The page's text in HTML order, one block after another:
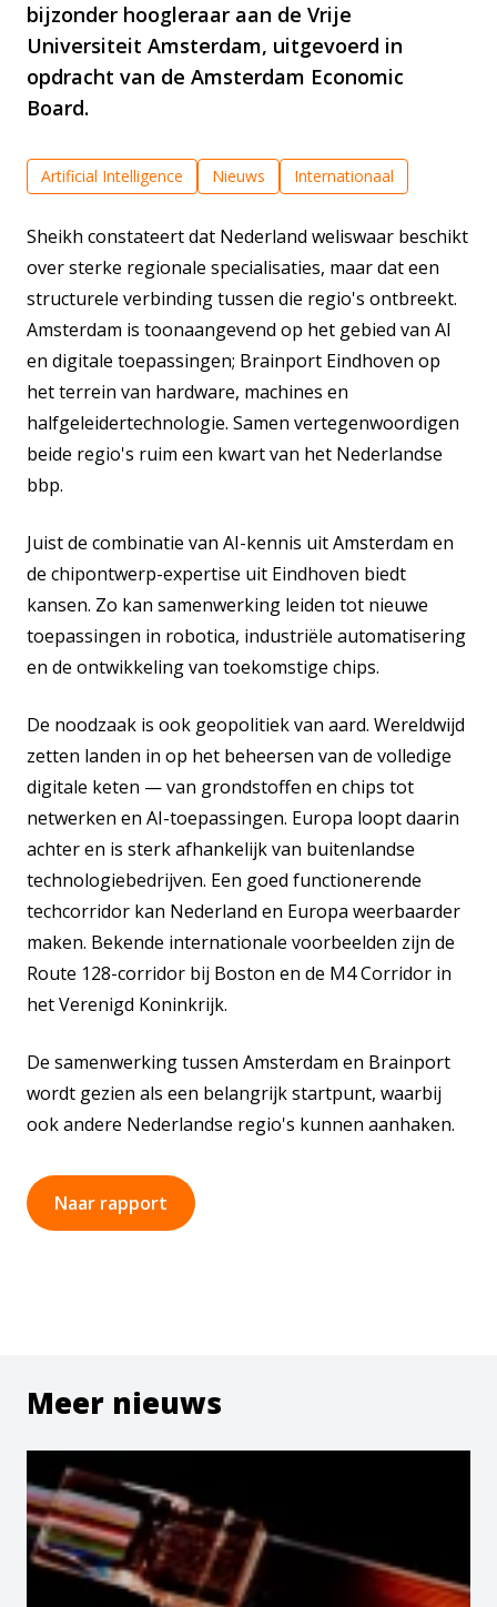
bijzonder hoogleraar aan de Vrije
Universiteit Amsterdam, uitgevoerd in
opdracht van de Amsterdam Economic
Board.
Artificial Intelligence Nieuws Internationaal
Sheikh constateert dat Nederland weliswaar beschikt
over sterke regionale specialisaties, maar dat een
structurele verbinding tussen die regio's ontbreekt.
Amsterdam is toonaangevend op het gebied van AI
en digitale toepassingen; Brainport Eindhoven op
het terrein van hardware, machines en
halfgeleidertechnologie. Samen vertegenwoordigen
beide regio's ruim een kwart van het Nederlandse
bbp.
Juist de combinatie van AI-kennis uit Amsterdam en
de chipontwerp-expertise uit Eindhoven biedt
kansen. Zo kan samenwerking leiden tot nieuwe
toepassingen in robotica, industriële automatisering
en de ontwikkeling van toekomstige chips.
De noodzaak is ook geopolitiek van aard. Wereldwijd
zetten landen in op het beheersen van de volledige
digitale keten — van grondstoffen en chips tot
netwerken en AI-toepassingen. Europa loopt daarin
achter en is sterk afhankelijk van buitenlandse
technologiebedrijven. Een goed functionerende
techcorridor kan Nederland en Europa weerbaarder
maken. Bekende internationale voorbeelden zijn de
Route 128-corridor bij Boston en de M4 Corridor in
het Verenigd Koninkrijk.
De samenwerking tussen Amsterdam en Brainport
wordt gezien als een belangrijk startpunt, waarbij
ook andere Nederlandse regio's kunnen aanhaken.
Naar rapport
Meer nieuws